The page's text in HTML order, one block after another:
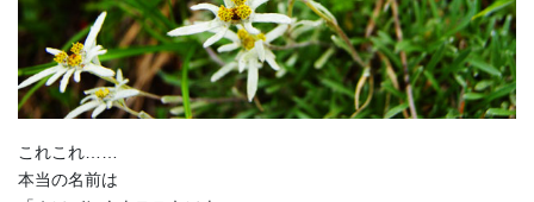
これこれ……
本当の名前は